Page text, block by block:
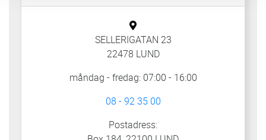
SELLERIGATAN 23
22478 LUND
måndag - fredag: 07:00 - 16:00
08 - 92 35 00
Postadress: